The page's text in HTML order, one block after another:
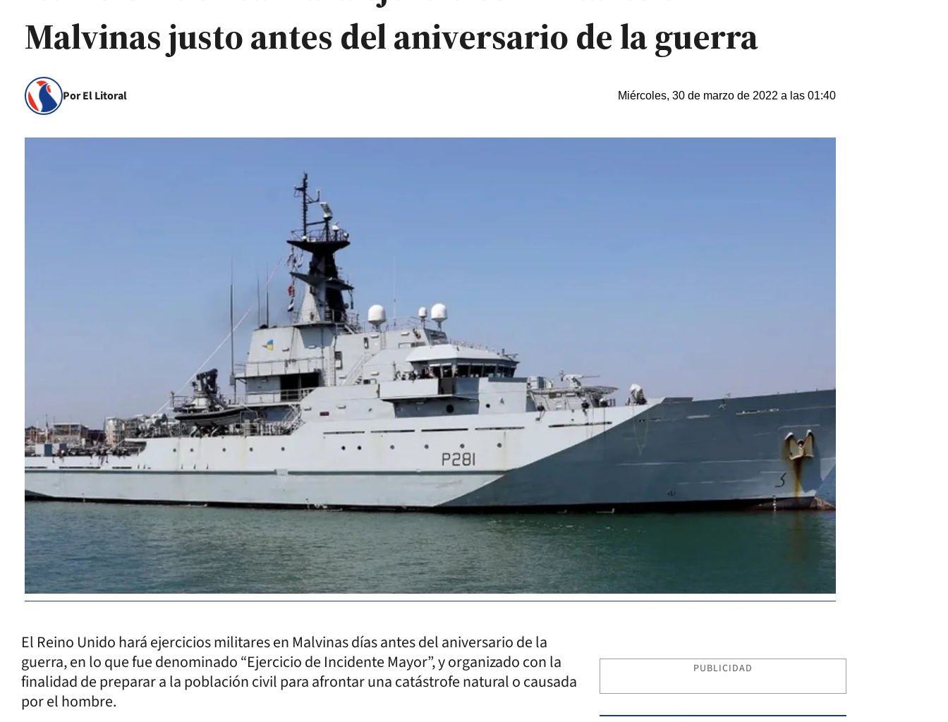
Malvinas justo antes del aniversario de la guerra
Por El Litoral Miércoles, 30 de marzo de 2022 a las 01:40
El Reino Unido hará ejercicios militares en Malvinas días antes del aniversario de la
guerra, en lo que fue denominado “Ejercicio de Incidente Mayor”, y organizado con la
finalidad de preparar a la población civil para afrontar una catástrofe natural o causada
por el hombre.
PUBLICIDAD